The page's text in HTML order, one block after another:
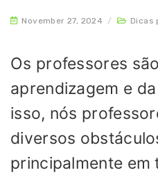
November 27, 2024 / Dicas
Os professores
aprendizagem e
isso, nós
diversos
principalmente em